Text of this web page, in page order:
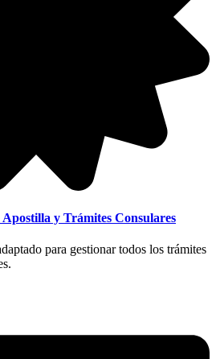
y Trámites Consulares
para gestionar todos los trámites